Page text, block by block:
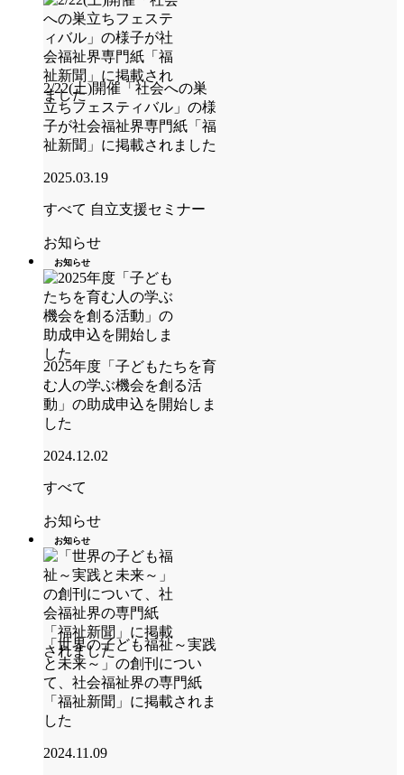
2/22(土)開催「社会への巣
立ちフェスティバル」の様
子が社会福祉界専門紙「福
祉新聞」に掲載されました
2025.03.19
すべて 自立支援セミナー
お知らせ
お知らせ
2025年度「子どもたちを育
む人の学ぶ機会を創る活
動」の助成申込を開始しま
した
2024.12.02
すべて
お知らせ
お知らせ
「世界の子ども福祉～実践
と未来～」の創刊につい
て、社会福祉界の専門紙
「福祉新聞」に掲載されま
した
2024.11.09